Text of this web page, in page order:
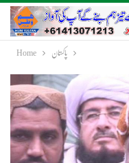
Home پاکستان